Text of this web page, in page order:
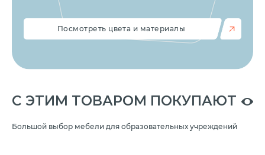
Посмотреть цвета и материалы
C ЭТИМ ТОВАРОМ ПОКУПАЮТ
Большой выбор мебели для образовательных учреждений